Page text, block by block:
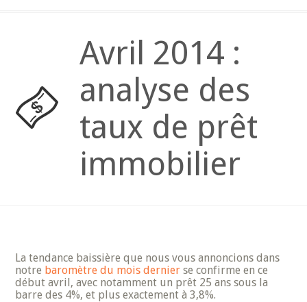
Avril 2014 :
analyse des
taux de prêt
immobilier
La tendance baissière que nous vous annoncions dans
notre baromètre du mois dernier se confirme en ce
début avril, avec notamment un prêt 25 ans sous la
barre des 4%, et plus exactement à 3,8%.